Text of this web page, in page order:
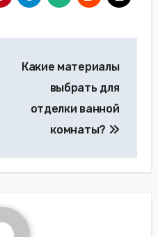
Какие материалы
выбрать для
отделки ванной
комнаты?